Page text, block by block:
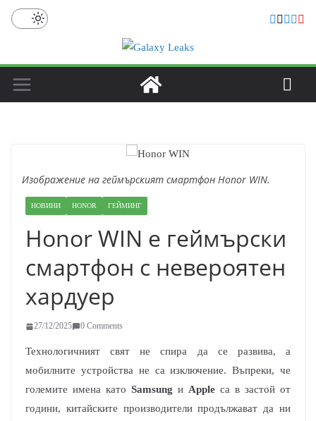
Skip
Изображение на геймърският смартфон Honor WIN.
НОВИНИ HONOR ГЕЙМИНГ
Honor WIN е геймърски
смартфон с невероятен
хардуер
27/12/2025 0 Comments
Технологичният свят не спира да се развива, а
мобилните устройства не са изключение. Въпреки, че
големите имена като Samsung и Apple са в застой от
години, китайските производители продължават да ни